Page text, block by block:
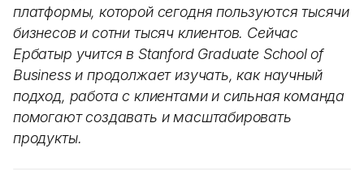
платформы, которой сегодня пользуются тысячи
бизнесов и сотни тысяч клиентов. Сейчас
Ербатыр учится в Stanford Graduate School of
Business и продолжает изучать, как научный
подход, работа с клиентами и сильная команда
помогают создавать и масштабировать
продукты.